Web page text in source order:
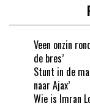
Veen onzin
de bres’
Stunt in de
naar Ajax’
Wie is Imran